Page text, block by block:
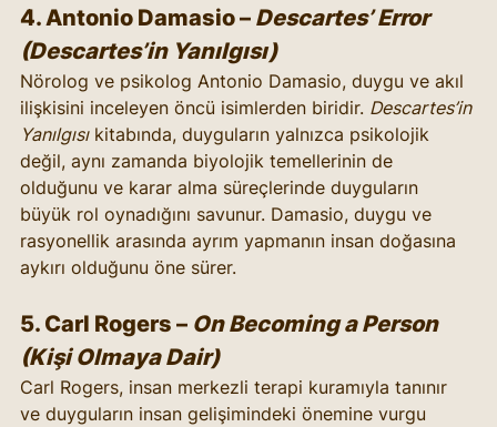
4. Antonio Damasio – Descartes’ Error
(Descartes’in Yanılgısı)
Nörolog ve psikolog Antonio Damasio, duygu ve akıl
ilişkisini inceleyen öncü isimlerden biridir. Descartes’in
Yanılgısı kitabında, duyguların yalnızca psikolojik
değil, aynı zamanda biyolojik temellerinin de
olduğunu ve karar alma süreçlerinde duyguların
büyük rol oynadığını savunur. Damasio, duygu ve
rasyonellik arasında ayrım yapmanın insan doğasına
aykırı olduğunu öne sürer.
5. Carl Rogers – On Becoming a Person
(Kişi Olmaya Dair)
Carl Rogers, insan merkezli terapi kuramıyla tanınır
ve duyguların insan gelişimindeki önemine vurgu